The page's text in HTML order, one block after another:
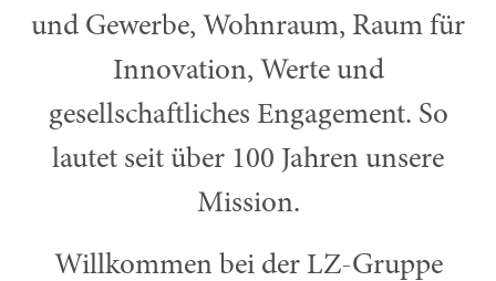
und Gewerbe, Wohnraum, Raum für
Innovation, Werte und
gesellschaftliches Engagement. So
lautet seit über 100 Jahren unsere
Mission.
Willkommen bei der LZ-Gruppe